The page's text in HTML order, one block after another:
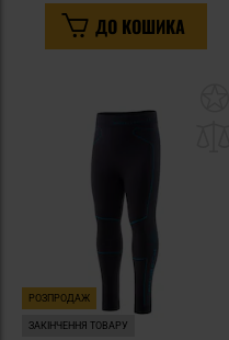
ДО КОШИКА
РОЗПРОДАЖ
ЗАКІНЧЕННЯ ТОВАРУ